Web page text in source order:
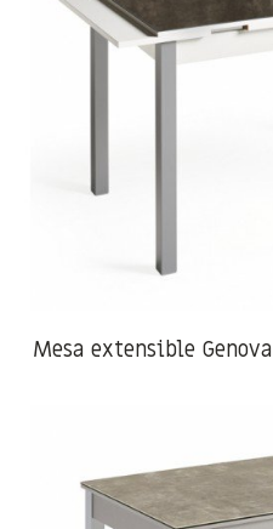
Mesa extensible Genova